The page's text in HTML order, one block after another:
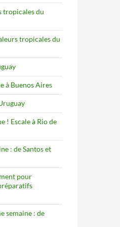
tropicales du
tropicales du
à Buenos Aires
! Escale à Rio de
: de Santos et
pour
semaine : de